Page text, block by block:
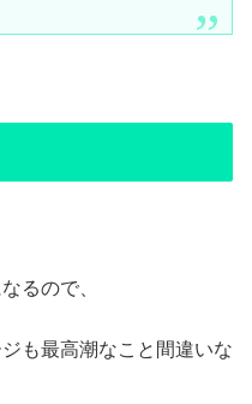
るので、
も最高潮なこと間違いな